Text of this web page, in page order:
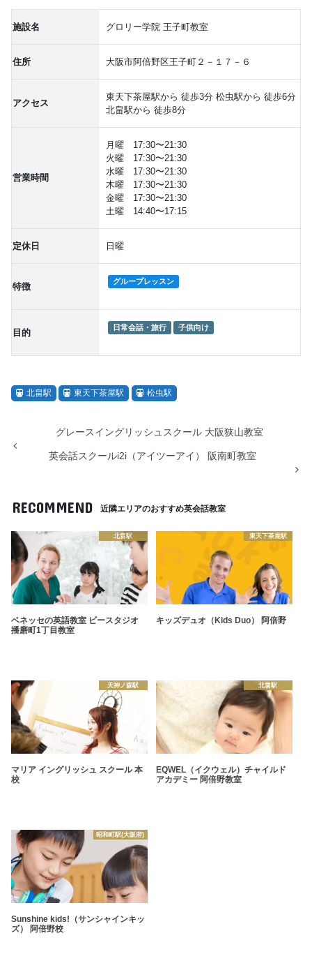
施設名 グロリー学院 王子町教室
住所 大阪市阿倍野区王子町２－１７－６
アクセス
東天下茶屋駅から 徒歩3分 松虫駅から 徒歩6分
北畠駅から 徒歩8分
営業時間
月曜 17:30〜21:30
火曜 17:30〜21:30
水曜 17:30〜21:30
木曜 17:30〜21:30
金曜 17:30〜21:30
土曜 14:40〜17:15
定休日 日曜
特徴 グループレッスン
目的 日常会話・旅行 子供向け
北畠駅 東天下茶屋駅 松虫駅
グレースイングリッシュスクール 大阪狭山教室
英会話スクールi2i（アイツーアイ） 阪南町教室
RECOMMEND 近隣エリアのおすすめ英会話教室
北畠駅
ベネッセの英語教室 ビースタジオ
播磨町1丁目教室
東天下茶屋駅
キッズデュオ（Kids Duo） 阿倍野
天神ノ森駅
マリア イングリッシュ スクール 本
校
北畠駅
EQWEL（イクウェル）チャイルド
アカデミー 阿倍野教室
昭和町駅(大阪府)
Sunshine kids!（サンシャインキッ
ズ） 阿倍野校